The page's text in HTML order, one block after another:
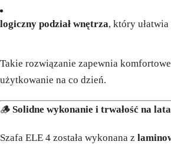
logiczny podział wnętrza, który
Takie rozwiązanie zapewnia
użytkowanie na co dzień.
🪵 Solidne wykonanie i trwałość na lata
Szafa ELE 4 została wykonana z